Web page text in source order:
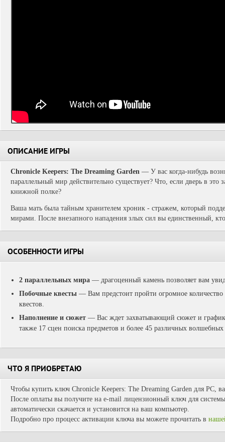
ОПИСАНИЕ ИГРЫ
Chronicle Keepers: The Dreaming Garden — У вас когда-нибудь
параллельный мир действительно существует? Что, если дверь в это
книжной полке?
Ваша мать была тайным хранителем хроник - стражем, который
мирами. После внезапного нападения злых сил вы единственный,
ОСОБЕННОСТИ ИГРЫ
2 параллельных мира — драгоценный камень позволяет вам
Побочные квесты — Вам предстоит пройти огромное
квестов.
Наполнение и сюжет — Вас ждет захватывающий сюжет и
также 17 сцен поиска предметов и более 45 различных
ЧТО Я ПРИОБРЕТАЮ
Чтобы купить ключ Chronicle Keepers: The Dreaming Garden для PC,
После оплаты вы получите на e-mail лицензионный ключ для
автоматически скачается и установится на ваш компьютер.
Подробно про процесс активации ключа вы можете прочитать в